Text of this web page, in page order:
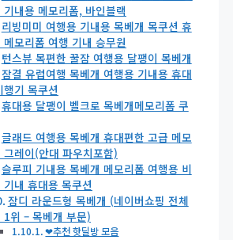
기내용 메모리폼, 바인블랙
리빙미미 여행용 기내용 목베개 목쿠션 휴
메모리폼 여행 기내 승무원
턴스뷰 목편한 꿀잠 여행용 달팽이 목베개
잠결 유럽여행 목베개 여행용 기내용 휴대
행기 목쿠션
휴대용 달팽이 벨크로 목베개메모리폼 쿠
글래드 여행용 목베개 휴대편한 고급 메모
그레이(안대 파우치포함)
슬루피 기내용 목베개 메모리폼 여행용 비
기내 휴대용 목쿠션
잠디 라운드형 목베개 (네이버쇼핑 전체
1위 – 목베개 부문)
❤추천 핫딜방 모음